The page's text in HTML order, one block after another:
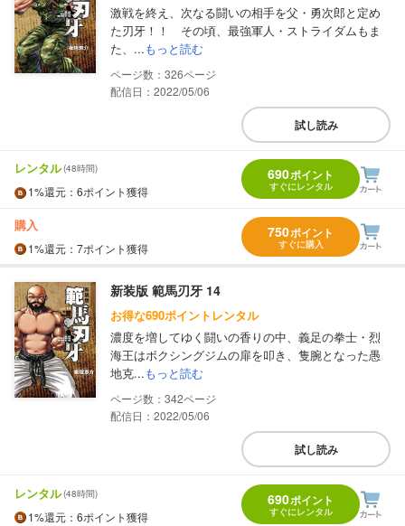
激戦を終え、次なる闘いの相手を父・勇次郎と定め
た刃牙！！ その頃、最強軍人・ストライダムもま
た、...もっと読む
326
配信日：2022/05/06
試し読み
レンタル(48時間)
1%還元 ：6ポイント獲得
690ポイント
すぐにレンタル
購入
1%還元 ：7ポイント獲得
750ポイント
すぐに購入
新装版 範馬刃牙 14
お得な690ポイントレンタル
濃度を増してゆく闘いの香りの中、義足の拳士・烈
海王はボクシングジムの扉を叩き、隻腕となった愚
地克...もっと読む
342
配信日：2022/05/06
試し読み
レンタル(48時間)
1%還元 ：6ポイント獲得
690ポイント
すぐにレンタル